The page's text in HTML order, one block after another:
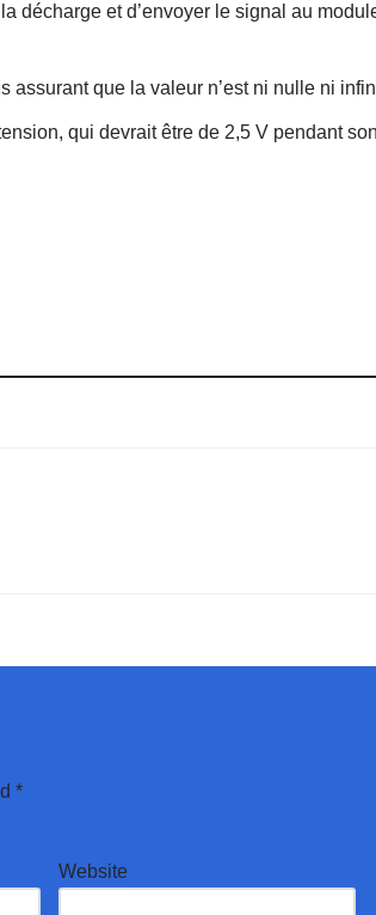
décharge et d’envoyer le signal au
assurant que la valeur n’est ni nulle ni
qui devrait être de 2,5 V pendant
*
Website